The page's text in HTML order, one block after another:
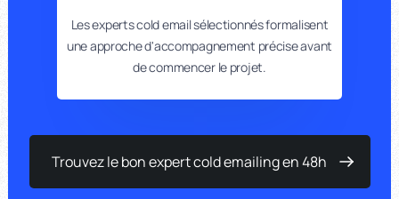
Les experts cold email sélectionnés formalisent
une approche d'accompagnement précise avant
de commencer le projet.
Trouvez le bon expert cold emailing en 48h